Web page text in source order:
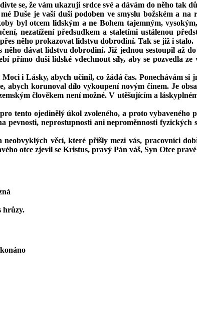
se, že vám ukazuji srdce své a dávám do něho tak
Duše je vaší duši podoben ve smyslu božském a
byl otcem lidským a ne Bohem tajemným,
nezatížení předsudkem a staletími ustálenou
něho prokazovat lidstvu dobrodiní. Tak se již i stalo.
dávat lidstvu dobrodiní. Již jednou sestoupil až
přímo duši lidské vdechnout síly, aby se pozvedla
i Lásky, abych učinil, co žádá čas. Ponechávám
abych korunoval dílo vykoupení novým činem. Je
člověkem není možné. V utěšujícím a
tento ojedinělý úkol zvoleného, a proto
pevnosti, neprostupnosti ani neproměnnosti
neobvyklých věcí, které přišly mezi vás, pracovníci
otce zjevil se Kristus, pravý Pán váš, Syn Otce
hrůzy.